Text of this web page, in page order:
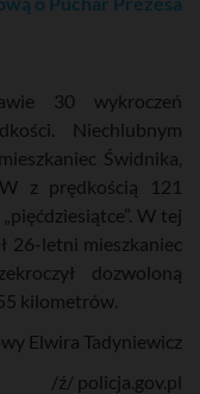
30 wykroczeń
Niechlubnym
Świdnika,
z prędkością 121
W tej
26-letni mieszkaniec
dozwoloną
kilometrów.
Elwira Tadyniewicz
/ź/ policja.gov.pl